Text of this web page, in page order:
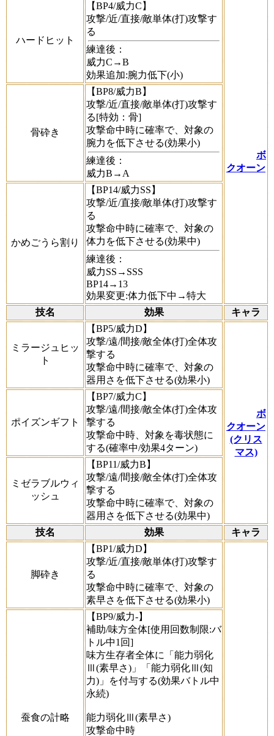
ハードヒット
【BP4/威力C】
攻撃/近/直接/敵単体(打)攻撃す
る
練達後：
威力C→B
効果追加:腕力低下(小)
ボ
クオーン
骨砕き
【BP8/威力B】
攻撃/近/直接/敵単体(打)攻撃す
る[特効：骨]
攻撃命中時に確率で、対象の
腕力を低下させる(効果小)
練達後：
威力B→A
かめごうら割り
【BP14/威力SS】
攻撃/近/直接/敵単体(打)攻撃す
る
攻撃命中時に確率で、対象の
体力を低下させる(効果中)
練達後：
威力SS→SSS
BP14→13
効果変更:体力低下中→特大
技名
効果 キャラ
ミラージュヒッ
ト
【BP5/威力D】
攻撃/遠/間接/敵全体(打)全体攻
撃する
攻撃命中時に確率で、対象の
器用さを低下させる(効果小)
ボ
クオーン
(クリス
マス)
ポイズンギフト
【BP7/威力C】
攻撃/遠/間接/敵全体(打)全体攻
撃する
攻撃命中時、対象を毒状態に
する(確率中/効果4ターン)
ミゼラブルウィ
ッシュ
【BP11/威力B】
攻撃/遠/間接/敵全体(打)全体攻
撃する
攻撃命中時に確率で、対象の
器用さを低下させる(効果中)
技名
効果 キャラ
脚砕き
【BP1/威力D】
攻撃/近/直接/敵単体(打)攻撃す
る
攻撃命中時に確率で、対象の
素早さを低下させる(効果小)
蚕食の計略
【BP9/威力-】
補助/味方全体[使用回数制限:バ
トル中1回]
味方生存者全体に「能力弱化
Ⅲ(素早さ)」「能力弱化Ⅲ(知
力)」を付与する(効果バトル中
永続)
能力弱化Ⅲ(素早さ)
攻撃命中時